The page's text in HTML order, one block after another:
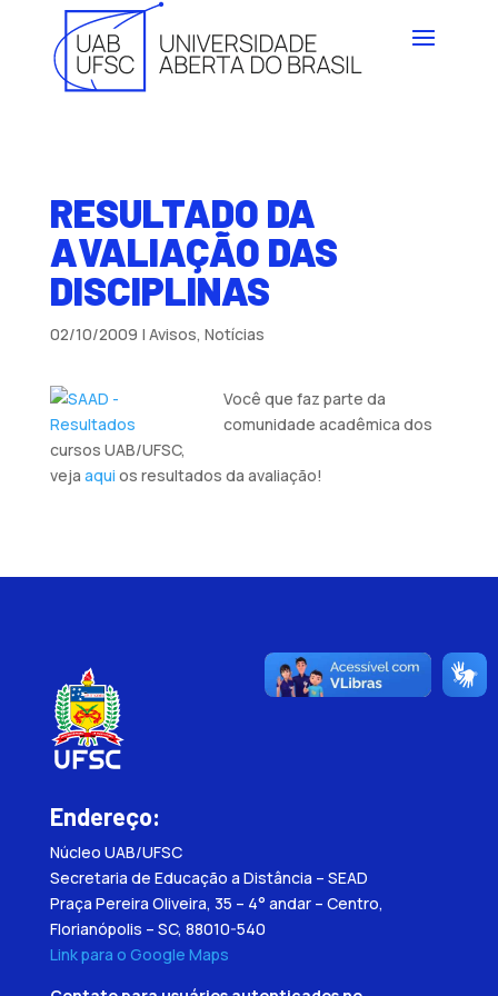
RESULTADO DA
AVALIAÇÃO DAS
DISCIPLINAS
02/10/2009 | Avisos, Notícias
Você que faz parte da
comunidade acadêmica dos
cursos UAB/UFSC,
veja aqui os resultados da avaliação!
Endereço:
Núcleo UAB/UFSC
Secretaria de Educação a Distância – SEAD
Praça Pereira Oliveira, 35 – 4° andar – Centro,
Florianópolis – SC, 88010-540
Link para o Google Maps